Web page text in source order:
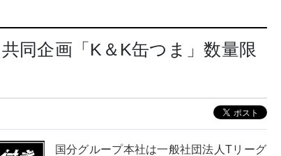
同企画「K＆K缶つま」数量限
国分グループ本社は一般社団法人Tリーグ